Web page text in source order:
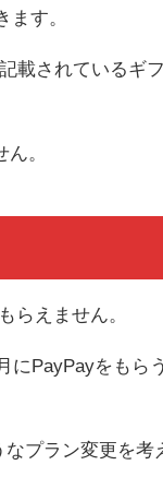
ます。
載されているギフ
。
らえません。
にPayPayをもらう
プラン変更を考